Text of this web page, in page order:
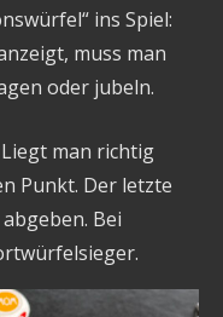
ins Spiel:
muss man
oder jubeln.
man richtig
Punkt. Der letzte
Bei